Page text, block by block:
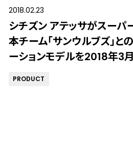
2018.02.23
シチズン アテッサがスーパ
本チーム「サンウルブズ」
ーションモデルを2018年3
PRODUCT